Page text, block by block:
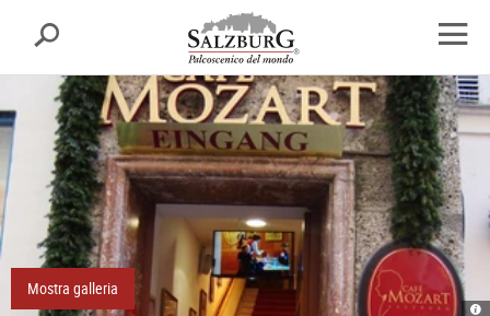
sr.skipnav.Zum
Inhalt
springen
sr.skipnav.Zum
Hauptmenü
springen
sr.skipnav.Zu
den
Kontaktinformationen
cerca
di
Mostra galleria